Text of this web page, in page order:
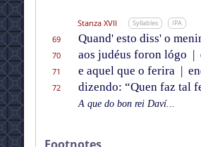
Stanza XVII Syllables IPA
69 Quand' esto diss' o
70
aos judéus foron lógo |
71
e aquel que o ferira |
72
dizendo: “Quen faz tal
A que do bon rei Daví...